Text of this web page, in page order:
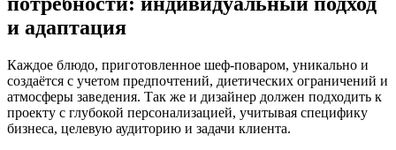
и адаптация
Каждое блюдо, приготовленное шеф-поваром, уникально и
создаётся с учетом предпочтений, диетических ограничений и
атмосферы заведения. Так же и дизайнер должен подходить к
проекту с глубокой персонализацией, учитывая специфику
бизнеса, целевую аудиторию и задачи клиента.